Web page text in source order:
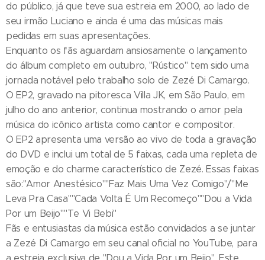
do público, já que teve sua estreia em 2000, ao lado de
seu irmão Luciano e ainda é uma das músicas mais
pedidas em suas apresentações.
Enquanto os fãs aguardam ansiosamente o lançamento
do álbum completo em outubro, "Rústico" tem sido uma
jornada notável pelo trabalho solo de Zezé Di Camargo.
O EP2, gravado na pitoresca Villa JK, em São Paulo, em
julho do ano anterior, continua mostrando o amor pela
música do icônico artista como cantor e compositor.
O EP2 apresenta uma versão ao vivo de toda a gravação
do DVD e inclui um total de 5 faixas, cada uma repleta de
emoção e do charme característico de Zezé. Essas faixas
são:"Amor Anestésico""Faz Mais Uma Vez Comigo"/"Me
Leva Pra Casa""Cada Volta É Um Recomeço""Dou a Vida
Por um Beijo""Te Vi Bebi"
Fãs e entusiastas da música estão convidados a se juntar
a Zezé Di Camargo em seu canal oficial no YouTube, para